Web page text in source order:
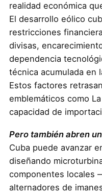
realidad económica
El desarrollo eólico
restricciones
divisas,
dependencia
técnica acumulada en
Estos factores
emblemáticos como
capacidad de
Pero también abren
Cuba puede avanzar
diseñando
componentes locales
alternadores de